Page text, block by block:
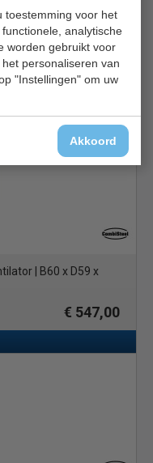
toestemming voor het
analytische
worden gebruikt voor
personaliseren van
"Instellingen" om uw
Akkoord
model | zwart | B36 x
€ 529,00
| B60 x D59 x
€ 547,00